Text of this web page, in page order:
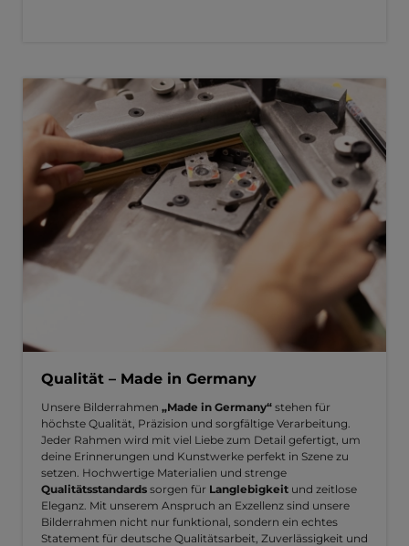
Qualität – Made in Germany
Unsere Bilderrahmen „Made in Germany“ stehen für
höchste Qualität, Präzision und sorgfältige Verarbeitung.
Jeder Rahmen wird mit viel Liebe zum Detail gefertigt, um
deine Erinnerungen und Kunstwerke perfekt in Szene zu
setzen. Hochwertige Materialien und strenge
Qualitätsstandards sorgen für Langlebigkeit und zeitlose
Eleganz. Mit unserem Anspruch an Exzellenz sind unsere
Bilderrahmen nicht nur funktional, sondern ein echtes
Statement für deutsche Qualitätsarbeit, Zuverlässigkeit und